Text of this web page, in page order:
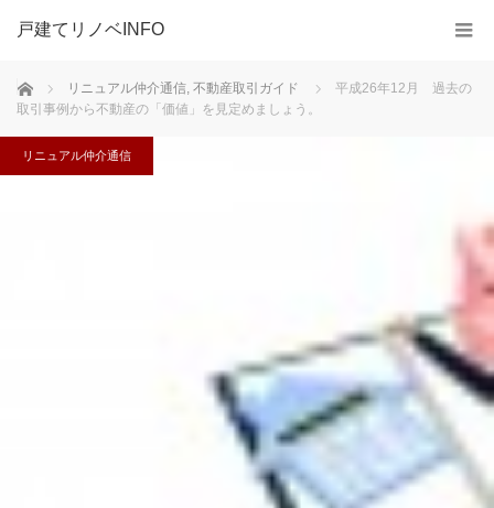
戸建てリノベINFO
ホーム リニュアル仲介通信, 不動産取引ガイド
平成26年12月 過去の
取引事例から不動産の「価値」を見定めましょう。
リニュアル仲介通信